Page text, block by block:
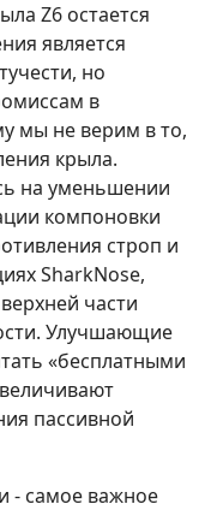
Z6 остается
является
но
в
мы не верим в то,
крыла.
на уменьшении
компоновки
строп и
SharkNose,
части
Улучшающие
«бесплатными
пассивной
- самое важное